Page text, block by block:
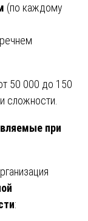
(по каждому
50 000 до 150
сложности.
при
: